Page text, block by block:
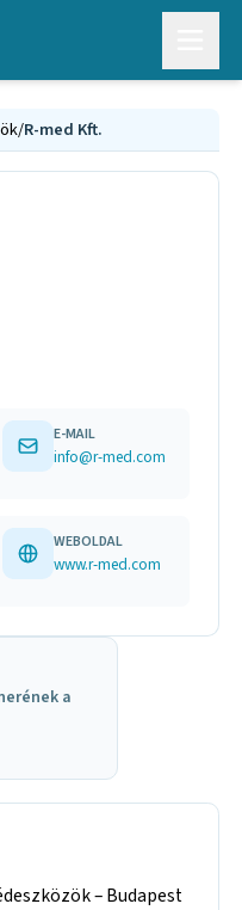
/R-med Kft.
E-MAIL
info@r-med.com
WEBOLDAL
www.r-med.com
a
– Budapest